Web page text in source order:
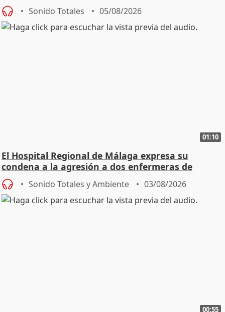
Sonido Totales 05/08/2026
01:10
El Hospital Regional de Málaga expresa su
condena a la agresión a dos enfermeras de
Urgencias
Sonido Totales y Ambiente 03/08/2026
00:55